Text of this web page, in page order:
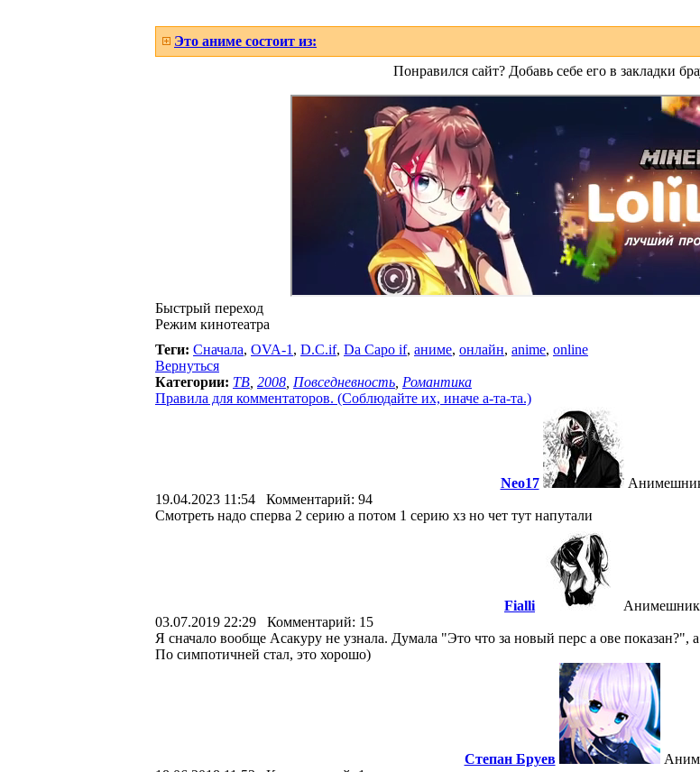
Это аниме состоит из:
Понравился сайт? Добавь себе его в закладки
Быстрый переход
Режим кинотеатра
Теги: Сначала, OVA-1 , D.C.if, Da Capo if, аниме, онлайн, anime, online
Вернуться
Категории: ТВ 2008 Повседневность Романтика
Правила для комментаторов. (Соблюдайте их, иначе а-та-та.)
Neo17
19.04.2023 11:54 Комментарий: 94
Смотреть надо сперва 2 серию а потом 1 серию хз но чет тут напутали
Fialli
03.07.2019 22:29 Комментарий: 15
Я сначало вообще Асакуру не узнала. Думала "Это что за новый перс а ове показан?",
По симпотичней стал, это хорошо)
Степан Бруев